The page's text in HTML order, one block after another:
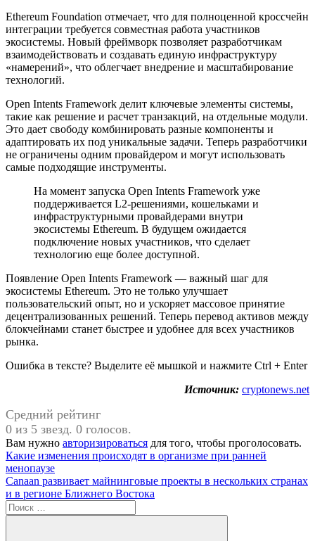
Ethereum Foundation отмечает, что для полноценной кроссчейн
интеграции требуется совместная работа участников
экосистемы. Новый фреймворк позволяет разработчикам
взаимодействовать и создавать единую инфраструктуру
«намерений», что облегчает внедрение и масштабирование
технологий.
Open Intents Framework делит ключевые элементы системы,
такие как решение и расчет транзакций, на отдельные модули.
Это дает свободу комбинировать разные компоненты и
адаптировать их под уникальные задачи. Теперь разработчики
не ограничены одним провайдером и могут использовать
самые подходящие инструменты.
На момент запуска Open Intents Framework уже
поддерживается L2-решениями, кошельками и
инфраструктурными провайдерами внутри
экосистемы Ethereum. В будущем ожидается
подключение новых участников, что сделает
технологию еще более доступной.
Появление Open Intents Framework — важный шаг для
экосистемы Ethereum. Это не только улучшает
пользовательский опыт, но и ускоряет массовое принятие
децентрализованных решений. Теперь перевод активов между
блокчейнами станет быстрее и удобнее для всех участников
рынка.
Ошибка в тексте? Выделите её мышкой и нажмите Ctrl + Enter
Источник: cryptonews.net
Средний рейтинг
0 из 5 звезд. 0 голосов.
Вам нужно авторизироваться для того, чтобы проголосовать.
Навигация
по
записям
Предыдущая
запись:
Какие изменения происходят в организме при ранней
менопаузе
Следующая
запись:
Canaan развивает майнинговые проекты в нескольких странах
и в регионе Ближнего Востока
Поиск
для: